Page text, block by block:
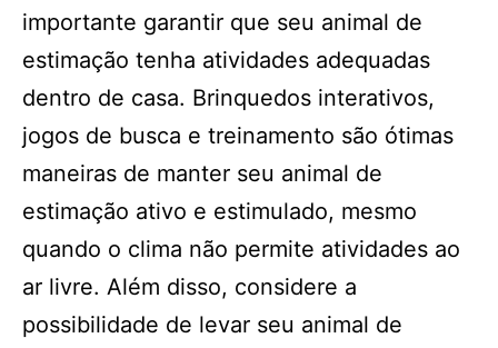
importante garantir que seu animal de
estimação tenha atividades adequadas
dentro de casa. Brinquedos interativos,
jogos de busca e treinamento são ótimas
maneiras de manter seu animal de
estimação ativo e estimulado, mesmo
quando o clima não permite atividades ao
ar livre. Além disso, considere a
possibilidade de levar seu animal de